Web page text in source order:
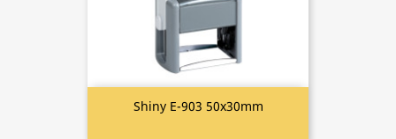
Shiny E-903 50x30mm